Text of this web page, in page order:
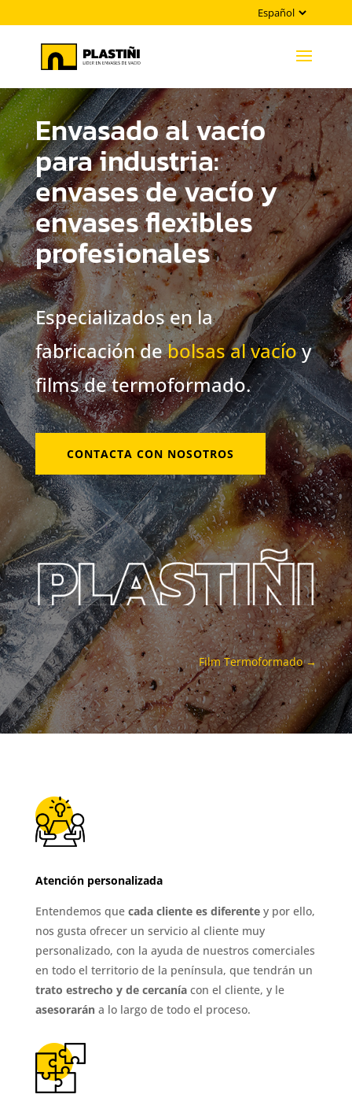
Elegir
un
Envasado al vacío
para industria:
envases de vacío y
envases flexibles
profesionales
Especializados en la
fabricación debolsas al vacíoy
films de termoformado.
CONTACTA CON NOSOTROS
Film Termoformado→
Atención personalizada
Entendemos que cada cliente es diferentey por ello,
nos gusta ofrecer un servicio al cliente muy
personalizado, con la ayuda de nuestros comerciales
en todo el territorio de la península, que tendrán un
trato estrecho y de cercaníacon el cliente, y le
asesorarána lo largo de todo el proceso.